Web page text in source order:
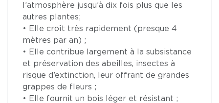
l’atmosphère jusqu’à dix fois plus que les
autres plantes;
• Elle croît très rapidement (presque 4
mètres par an) ;
• Elle contribue largement à la subsistance
et préservation des abeilles, insectes à
risque d’extinction, leur offrant de grandes
grappes de fleurs ;
• Elle fournit un bois léger et résistant ;